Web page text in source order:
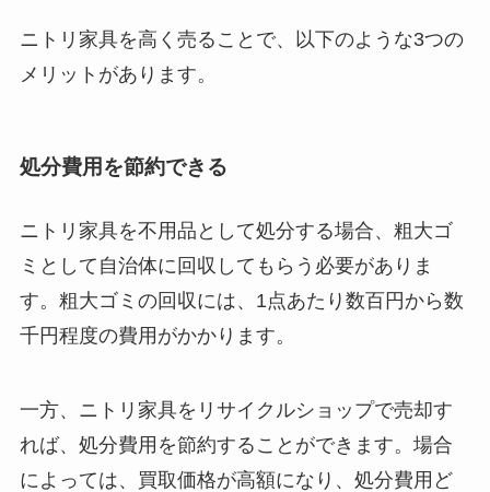
ニトリ家具を高く売ることで、以下のような3つの
メリットがあります。
処分費用を節約できる
ニトリ家具を不用品として処分する場合、粗大ゴ
ミとして自治体に回収してもらう必要がありま
す。粗大ゴミの回収には、1点あたり数百円から数
千円程度の費用がかかります。
一方、ニトリ家具をリサイクルショップで売却す
れば、処分費用を節約することができます。場合
によっては、買取価格が高額になり、処分費用ど